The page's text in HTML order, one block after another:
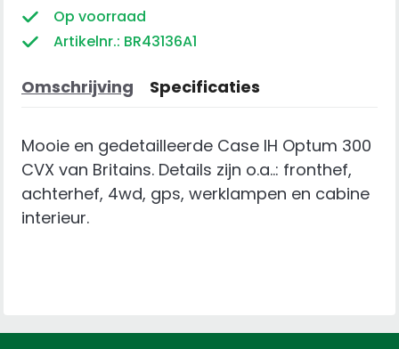
300
CVX
Op voorraad
Artikelnr.: BR43136A1
Omschrijving Specificaties
Mooie en gedetailleerde Case IH Optum 300
CVX van Britains. Details zijn o.a..: fronthef,
achterhef, 4wd, gps, werklampen en cabine
interieur.